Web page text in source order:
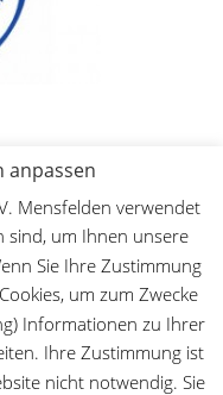
Kopf
in Dillenburg – Lilly
30.
18.
anpassen
Mensfelden verwendet
sind, um Ihnen unsere
Sie Ihre Zustimmung
um zum Zwecke
Informationen zu Ihrer
Ihre Zustimmung ist
nicht notwendig. Sie